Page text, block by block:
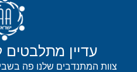
עדיין מתלבטים
צוות המתנדבים שלנו פה